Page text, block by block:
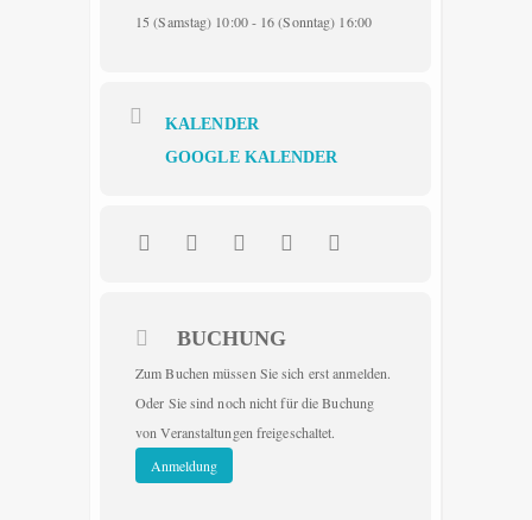
15 (Samstag) 10:00 - 16 (Sonntag) 16:00
KALENDER
GOOGLE KALENDER
BUCHUNG
Zum Buchen müssen Sie sich erst anmelden.
Oder Sie sind noch nicht für die Buchung
von Veranstaltungen freigeschaltet.
Anmeldung